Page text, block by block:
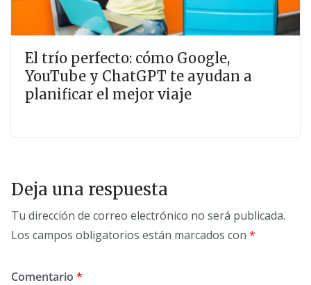
El trío perfecto: cómo Google,
YouTube y ChatGPT te ayudan a
planificar el mejor viaje
Deja una respuesta
Tu dirección de correo electrónico no será publicada.
Los campos obligatorios están marcados con *
Comentario *